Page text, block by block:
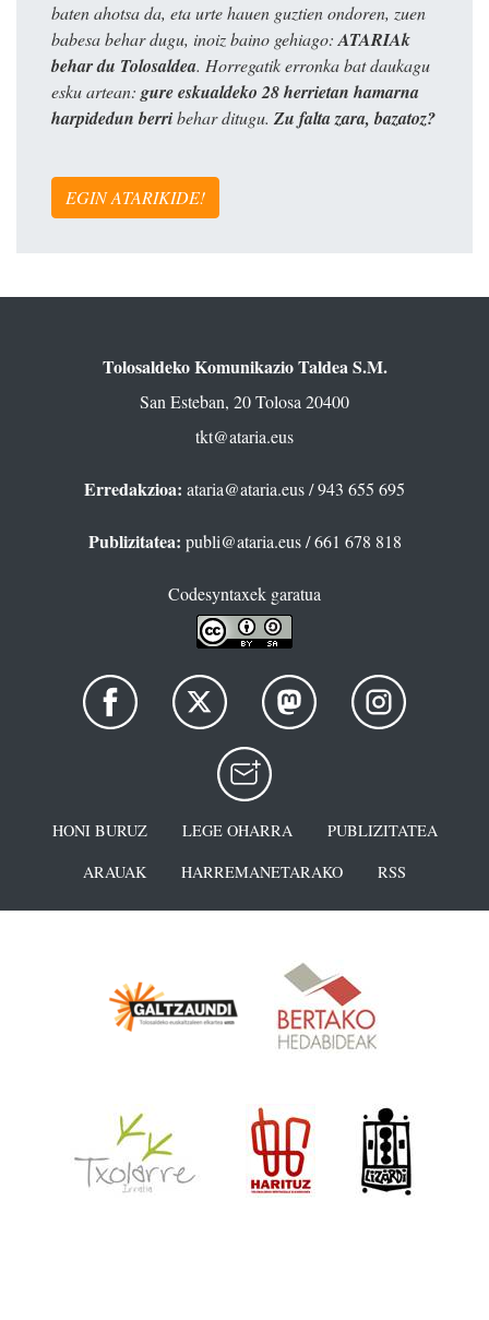
baten ahotsa da, eta urte hauen guztien ondoren, zuen
babesa behar dugu, inoiz baino gehiago:ATARIAk
behar du Tolosaldea. Horregatik erronka bat daukagu
esku artean: gure eskualdeko 28 herrietan hamarna
harpidedun berribehar ditugu. Zu falta zara, bazatoz?
EGIN ATARIKIDE!
Tolosaldeko Komunikazio Taldea S.M.
San Esteban, 20 Tolosa 20400
tkt@ataria.eus
Erredakzioa: ataria@ataria.eus/ 943 655 695
Publizitatea: publi@ataria.eus/ 661 678 818
Codesyntaxek garatua
HONI BURUZ LEGE OHARRA
PUBLIZITATEA
ARAUAK
HARREMANETARAKO RSS